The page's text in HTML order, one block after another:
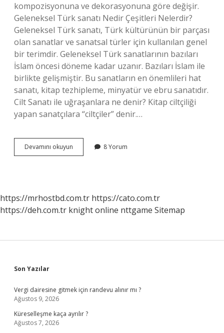
kompozisyonuna ve dekorasyonuna göre değişir.
Geleneksel Türk sanatı Nedir Çeşitleri Nelerdir?
Geleneksel Türk sanatı, Türk kültürünün bir parçası
olan sanatlar ve sanatsal türler için kullanılan genel
bir terimdir. Geleneksel Türk sanatlarının bazıları
İslam öncesi döneme kadar uzanır. Bazıları İslam ile
birlikte gelişmiştir. Bu sanatların en önemlileri hat
sanatı, kitap tezhipleme, minyatür ve ebru sanatıdır.
Cilt Sanatı ile uğraşanlara ne denir? Kitap ciltçiliği
yapan sanatçılara “ciltçiler” denir.…
Devamını okuyun
Sanatı
8 Yorum
https://mrhostbd.com.tr https://cato.com.tr
https://deh.com.tr knight online nttgame Sitemap
Sidebar
Son Yazılar
Vergi dairesine gitmek için randevu alınır mı ?
Ağustos 9, 2026
Küreselleşme kaça ayrılır ?
Ağustos 7, 2026